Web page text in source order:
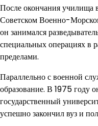
После окончания училища
Советском Военно-
он занимался
специальных операциях в
пределами.
Параллельно с военной
образование. В 1975 году
государственный
успешно закончил вуз и